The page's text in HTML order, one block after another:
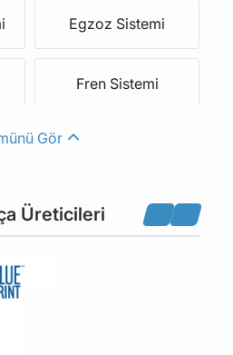
Egzoz Sistemi
Fren Sistemi
Kaporta Fitil Conta
Kaporta Trim Parçaları
Gör
Üreticileri